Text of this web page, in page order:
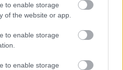
to enable storage
of the website or app.
to enable storage
to enable storage
forgatókönyve
évben, lévén úgy alakult,